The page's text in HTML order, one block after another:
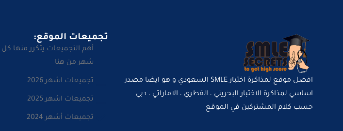
افضل موقع لمذاكرة اختبار SMLE السعودي و هو ايضا مصدر
اساسي لمذاكرة الاختبار البحريني ، القطري ، الاماراتي ، دبي
حسب كلام المشتركين في الموقع
تجميعات الموقع:
أهم التجميعات يتكرر منها كل
شهر من هنا
تجميعات اشهر 2026
تجميعات اشهر 2025
تجميعات أشهر 2024